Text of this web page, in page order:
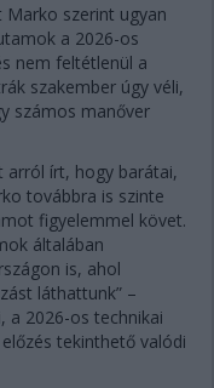
szerint ugyan
a 2026-os
nem feltétlenül a
szakember úgy véli,
számos manőver
arról írt, hogy barátai,
továbbra is szinte
figyelemmel követ.
általában
is, ahol
láthattunk” –
a 2026-os technikai
tekinthető valódi